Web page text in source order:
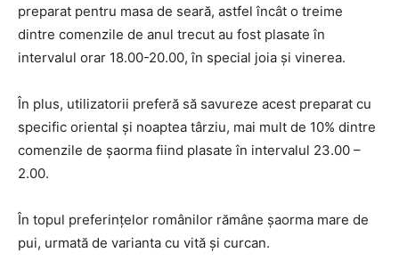
preparat pentru masa de seară, astfel încât o treime
dintre comenzile de anul trecut au fost plasate în
intervalul orar 18.00-20.00, în special joia și vinerea.
În plus, utilizatorii preferă să savureze acest preparat cu
specific oriental și noaptea târziu, mai mult de 10% dintre
comenzile de șaorma fiind plasate în intervalul 23.00 –
2.00.
În topul preferințelor românilor rămâne șaorma mare de
pui, urmată de varianta cu vită și curcan.